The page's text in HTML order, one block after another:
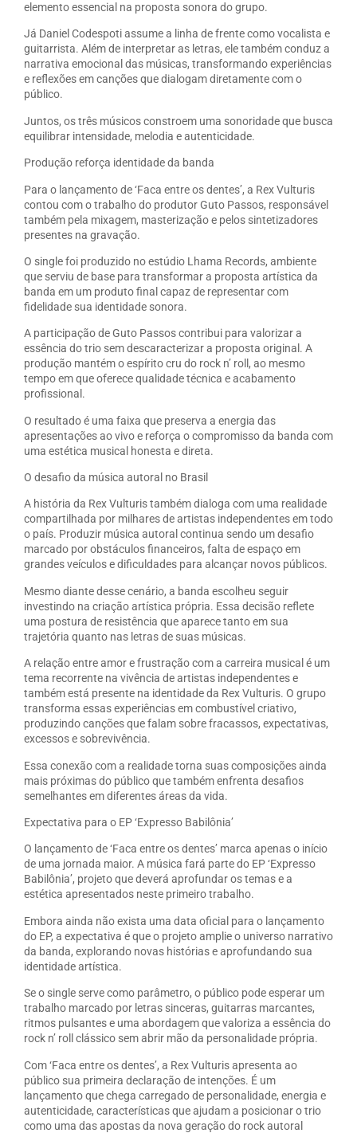
elemento essencial na proposta sonora do grupo.
Já Daniel Codespoti assume a linha de frente como vocalista e
guitarrista. Além de interpretar as letras, ele também conduz a
narrativa emocional das músicas, transformando experiências
e reflexões em canções que dialogam diretamente com o
público.
Juntos, os três músicos constroem uma sonoridade que busca
equilibrar intensidade, melodia e autenticidade.
Produção reforça identidade da banda
Para o lançamento de ‘Faca entre os dentes’, a Rex Vulturis
contou com o trabalho do produtor Guto Passos, responsável
também pela mixagem, masterização e pelos sintetizadores
presentes na gravação.
O single foi produzido no estúdio Lhama Records, ambiente
que serviu de base para transformar a proposta artística da
banda em um produto final capaz de representar com
fidelidade sua identidade sonora.
A participação de Guto Passos contribui para valorizar a
essência do trio sem descaracterizar a proposta original. A
produção mantém o espírito cru do rock n’ roll, ao mesmo
tempo em que oferece qualidade técnica e acabamento
profissional.
O resultado é uma faixa que preserva a energia das
apresentações ao vivo e reforça o compromisso da banda com
uma estética musical honesta e direta.
O desafio da música autoral no Brasil
A história da Rex Vulturis também dialoga com uma realidade
compartilhada por milhares de artistas independentes em todo
o país. Produzir música autoral continua sendo um desafio
marcado por obstáculos financeiros, falta de espaço em
grandes veículos e dificuldades para alcançar novos públicos.
Mesmo diante desse cenário, a banda escolheu seguir
investindo na criação artística própria. Essa decisão reflete
uma postura de resistência que aparece tanto em sua
trajetória quanto nas letras de suas músicas.
A relação entre amor e frustração com a carreira musical é um
tema recorrente na vivência de artistas independentes e
também está presente na identidade da Rex Vulturis. O grupo
transforma essas experiências em combustível criativo,
produzindo canções que falam sobre fracassos, expectativas,
excessos e sobrevivência.
Essa conexão com a realidade torna suas composições ainda
mais próximas do público que também enfrenta desafios
semelhantes em diferentes áreas da vida.
Expectativa para o EP ‘Expresso Babilônia’
O lançamento de ‘Faca entre os dentes’ marca apenas o início
de uma jornada maior. A música fará parte do EP ‘Expresso
Babilônia’, projeto que deverá aprofundar os temas e a
estética apresentados neste primeiro trabalho.
Embora ainda não exista uma data oficial para o lançamento
do EP, a expectativa é que o projeto amplie o universo narrativo
da banda, explorando novas histórias e aprofundando sua
identidade artística.
Se o single serve como parâmetro, o público pode esperar um
trabalho marcado por letras sinceras, guitarras marcantes,
ritmos pulsantes e uma abordagem que valoriza a essência do
rock n’ roll clássico sem abrir mão da personalidade própria.
Com ‘Faca entre os dentes’, a Rex Vulturis apresenta ao
público sua primeira declaração de intenções. É um
lançamento que chega carregado de personalidade, energia e
autenticidade, características que ajudam a posicionar o trio
como uma das apostas da nova geração do rock autoral